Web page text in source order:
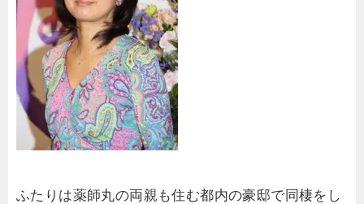
ふたりは薬師丸の両親も住む都内の豪邸で同棲をし